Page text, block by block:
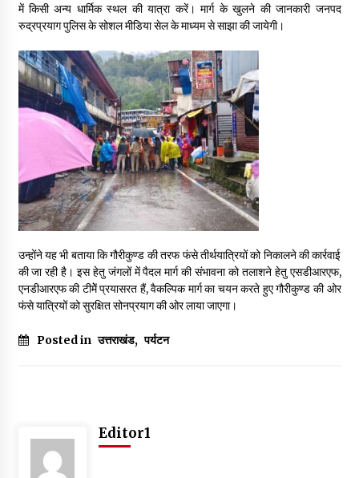
Thought Of The Day 10 May
Thought Of The Day 9 May
May 9, 2022
में किसी अन्य धार्मिक स्थल की यात्रा करें। मार्ग के खुलने की जानकारी जनपद
रुद्रप्रयाग पुलिस के सोशल मीडिया सेल के माध्यम से साझा की जायेगी।
उन्होंने यह भी बताया कि गौरीकुण्ड की तरफ फंसे तीर्थयात्रियों को निकालने की कार्रवाई
की जा रही है। इस हेतु जंगलों में पैदल मार्ग की संभावना को तलाशने हेतु एसडीआरएफ,
एनडीआरएफ की टीमेें प्रयासरत हैं, वैकल्पिक मार्ग का चयन करते हुए गौरीकुण्ड की ओर
फंसे यात्रियों को सुरक्षित सोनप्रयाग की ओर लाया जाएगा।
Posted in उत्तराखंड, पर्यटन
Editor1